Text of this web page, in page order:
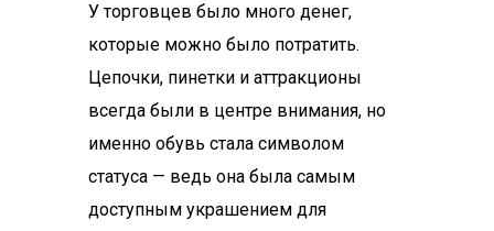
У торговцев было много денег,
которые можно было потратить.
Цепочки, пинетки и аттракционы
всегда были в центре внимания, но
именно обувь стала символом
статуса — ведь она была самым
доступным украшением для